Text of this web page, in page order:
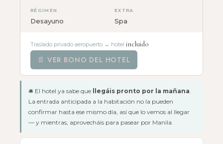
RÉGIMEN
Desayuno
EXTRA
Spa
Traslado privado aeropuerto → hotel incluido
📄 VER BONO DEL HOTEL
🛎 El hotel ya sabe que llegáis pronto por la mañana
La entrada anticipada a la habitación no la pueden
confirmar hasta ese mismo día, así que lo vemos al llegar
— y mientras, aprovecháis para pasear por Manila.